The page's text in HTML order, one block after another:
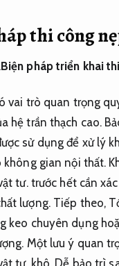
thi công
Biện pháp triển khai
vai trò quan trọng
hệ trần thạch cao.
sử dụng để xử lý
gian nội thất.
tư.trước hết cần
lượng.Tiếp theo,
keo chuyên dụng
Một lưu ý quan
tư. khô, Dễ bảo trì